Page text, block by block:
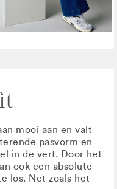
mooi aan en valt
pasvorm en
in de verf. Door het
ook een absolute
los. Net zoals het